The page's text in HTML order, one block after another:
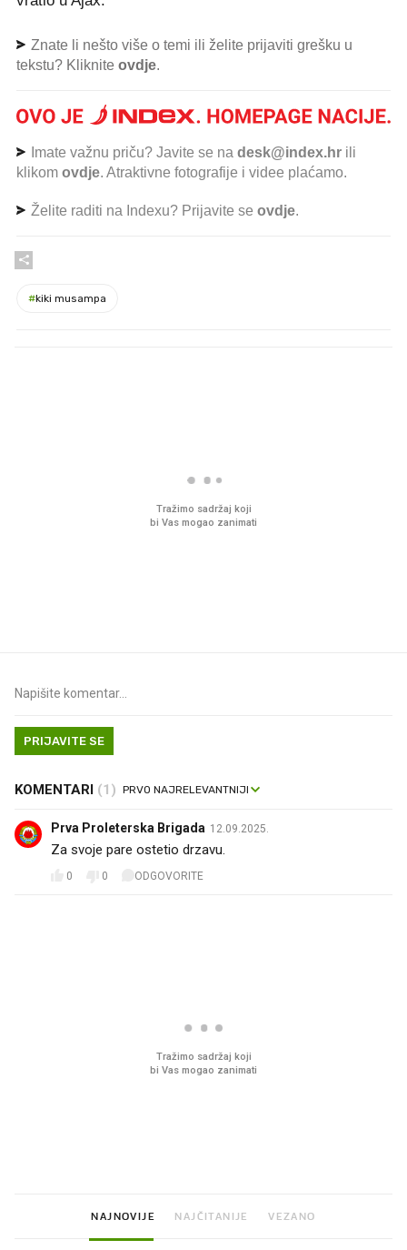
Znate li nešto više o temi ili želite prijaviti grešku u
tekstu? Kliknite ovdje.
Imate važnu priču? Javite se na desk@index.hr ili
klikom ovdje. Atraktivne fotografije i videe plaćamo.
Želite raditi na Indexu? Prijavite se ovdje.
#kiki musampa
PRIJAVITE SE
KOMENTARI (1)
Prva Proleterska Brigada 12.09.2025.
Za svoje pare ostetio drzavu.
0 0 ODGOVORITE
NAJNOVIJE NAJČITANIJE VEZANO